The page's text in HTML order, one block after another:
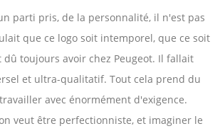
parti pris, de la personnalité, il n'est pas
que ce logo soit intemporel, que ce soit
toujours avoir chez Peugeot. Il fallait
et ultra-qualitatif. Tout cela prend du
avec énormément d'exigence.
veut être perfectionniste, et imaginer le